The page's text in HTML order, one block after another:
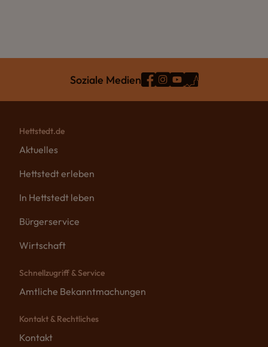
Soziale Medien
Hettstedt.de
Aktuelles
Hettstedt erleben
In Hettstedt leben
Bürgerservice
Wirtschaft
Schnellzugriff & Service
Amtliche Bekanntmachungen
Kontakt & Rechtliches
Kontakt